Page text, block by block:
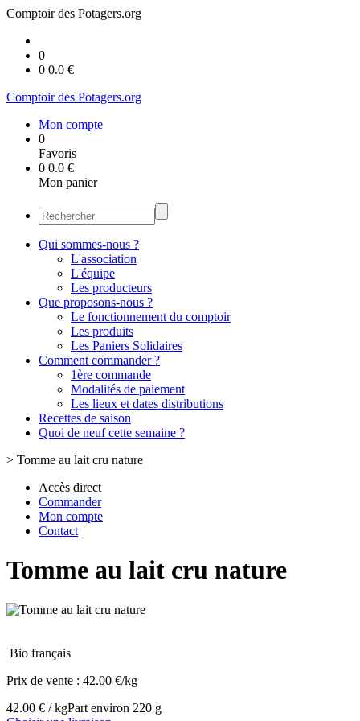
Comptoir des Potagers.org
0
0 0.0 €
Comptoir des Potagers.org
Mon compte
0
Favoris
0 0.0 €
Mon panier
Qui sommes-nous ?
L'association
L'équipe
Les producteurs
Que proposons-nous ?
Le fonctionnement du comptoir
Les produits
Les Paniers Solidaires
Comment commander ?
1ère commande
Modalités de paiement
Les lieux et dates distributions
Recettes de saison
Quoi de neuf cette semaine ?
> Tomme au lait cru nature
Accès direct
Commander
Mon compte
Contact
Tomme au lait cru nature
Bio français
Prix de vente : 42.00 €/kg
42.00 € / kgPart environ 220 g